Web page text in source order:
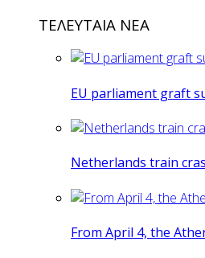
ΤΕΛΕΥΤΑΙΑ ΝΕΑ
EU parliament graft
Netherlands train
From April 4, the